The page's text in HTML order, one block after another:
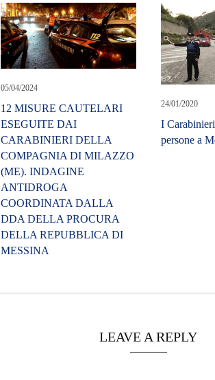
O
05/04/2024
12 MISURE CAUTELARI
ESEGUITE DAI
CARABINIERI DELLA
COMPAGNIA DI MILAZZO
(ME). INDAGINE
ANTIDROGA
COORDINATA DALLA
DDA DELLA PROCURA
DELLA REPUBBLICA DI
MESSINA
24/01/2020
I
persone a
LEAVE A REPLY